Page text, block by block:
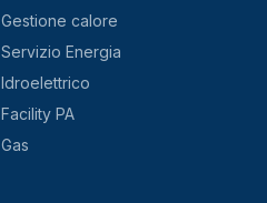
Gestione calore
Servizio Energia
Idroelettrico
Facility PA
Gas